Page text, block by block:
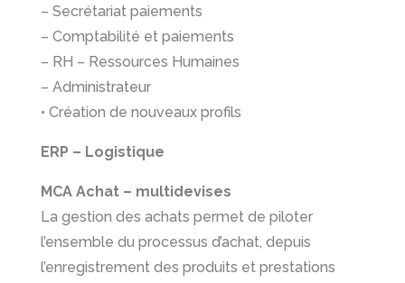
– Secrétariat paiements
– Comptabilité et paiements
– RH – Ressources Humaines
– Administrateur
• Création de nouveaux profils
ERP – Logistique
MCA Achat – multidevises
La gestion des achats permet de piloter
l’ensemble du processus d’achat, depuis
l’enregistrement des produits et prestations